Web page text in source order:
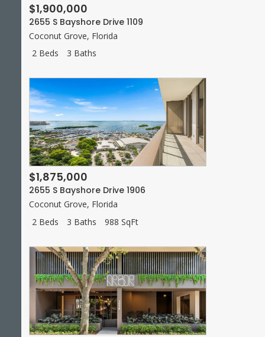
$1,900,000
2655 S Bayshore Drive 1109
Coconut Grove, Florida
2 Beds
3 Baths
$1,875,000
2655 S Bayshore Drive 1906
Coconut Grove, Florida
2 Beds
3 Baths 988 SqFt